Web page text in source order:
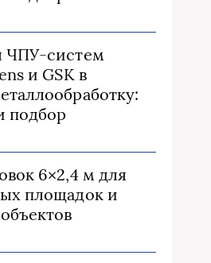
ЧПУ-систем
и GSK в
подбор
6×2,4 м для
площадок и